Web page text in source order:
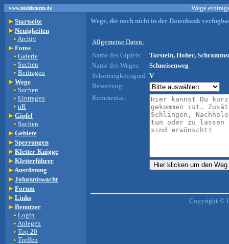
www.teufelsturm.de
Wege
Startseite
Neuigkeiten
Archiv
Fotos
Galerie
Suchen
Beitragen
Wege
Suchen
Eintragen
nR
Gipfel
Suchen
Gebiete
Sperrungen
Kletter-Knigge
Kletterführer
Ausrüstung
Johanniswacht
Forum
Links
Benutzer
Login
Anlegen
Top 20
Treffen
Wege, die noch nicht in der Datenbank
Allgemeine Daten:
Name des Gipfels:
Torstein, Hoher,
Name des Weges:
Schneisenweg
Schwierigkeitsgrad: V
Bewertung:
Kommentar:
Copyright ©